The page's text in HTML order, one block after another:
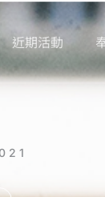
近期活動